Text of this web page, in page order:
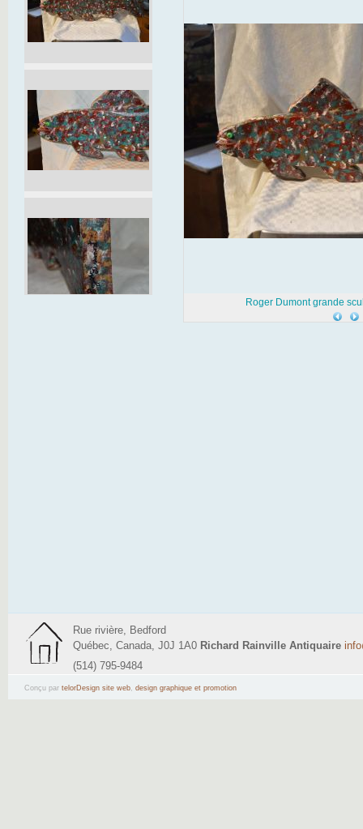
Roger Dumont grande
Rue rivière, Bedford
Québec, Canada, J0J 1A0 Richard Rainville Antiquaire
(514) 795-9484
Conçu par telorDesign site web, design graphique et promotion